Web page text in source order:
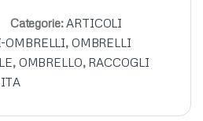
Categorie:ARTICOLI
OMBRELLI, OMBRELLI
, OMBRELLO, RACCOGLI